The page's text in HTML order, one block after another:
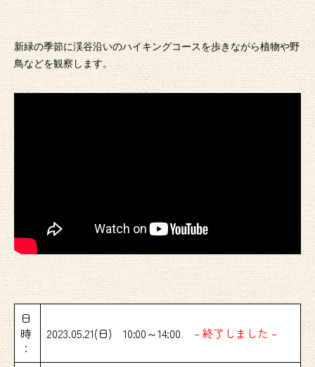
新緑の季節に渓谷沿いのハイキングコースを歩きながら植物や野
鳥などを観察します。
日
時
：
2023.05.21(日) 10:00～14:00 – 終了しました –